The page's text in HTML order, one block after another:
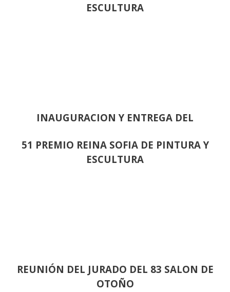
ESCULTURA
INAUGURACION Y ENTREGA DEL
51 PREMIO REINA SOFIA DE PINTURA Y
ESCULTURA
REUNIÓN DEL JURADO DEL 83 SALON DE
OTOÑO